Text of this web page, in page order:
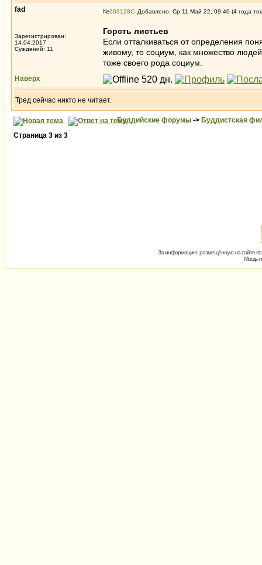
fad
Зарегистрирован:
14.04.2017
Суждений: 11
№603128 Добавлено: Ср 11 Май 22, 09:40 (4 года
Горсть листьев
Если отталкиваться от определения
живому, то социум, как множество
тоже своего рода социум.
Наверх
Тред сейчас никто не читает.
Буддийские форумы -> Буддистская
Страница 3 из 3
За информацию, размещённую на сайте
Мощь